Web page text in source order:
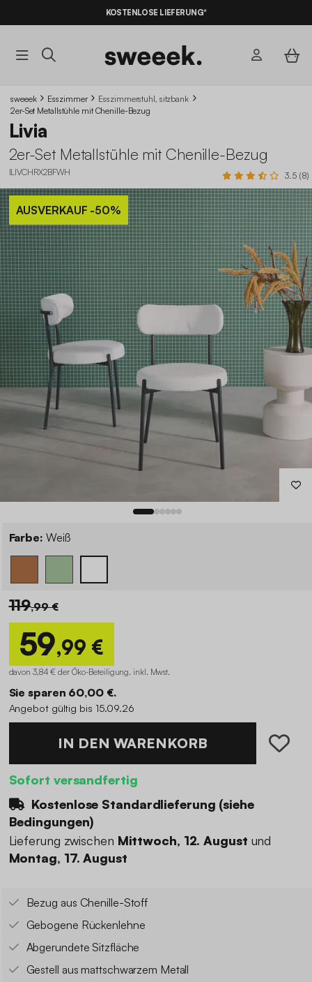
AUF DER SCHNÄPPCHEN* MIT DEM CODE
KOSTENLOSE LIEFERUNG*
sweeek Esszimmer
Esszimmerstuhl, sitzbank
2er-Set Metallstühle mit Chenille-Bezug
Livia
2er-Set Metallstühle mit Chenille-Bezug
ILIVCHRX2BFWH 3.5 (8)
AUSVERKAUF -50%
Farbe: Weiß
119,99 €
59,99 €
davon 3,84 € der Öko-Beteiligung. inkl. Mwst.
Sie sparen 60,00 €.
Angebot gültig bis 15.09.26
IN DEN WARENKORB
Sofort versandfertig
Kostenlose Standardlieferung (siehe
Bedingungen)
Lieferung zwischen Mittwoch, 12. August und
Montag, 17. August
Bezug aus Chenille-Stoff
Gebogene Rückenlehne
Abgerundete Sitzfläche
Gestell aus mattschwarzem Metall